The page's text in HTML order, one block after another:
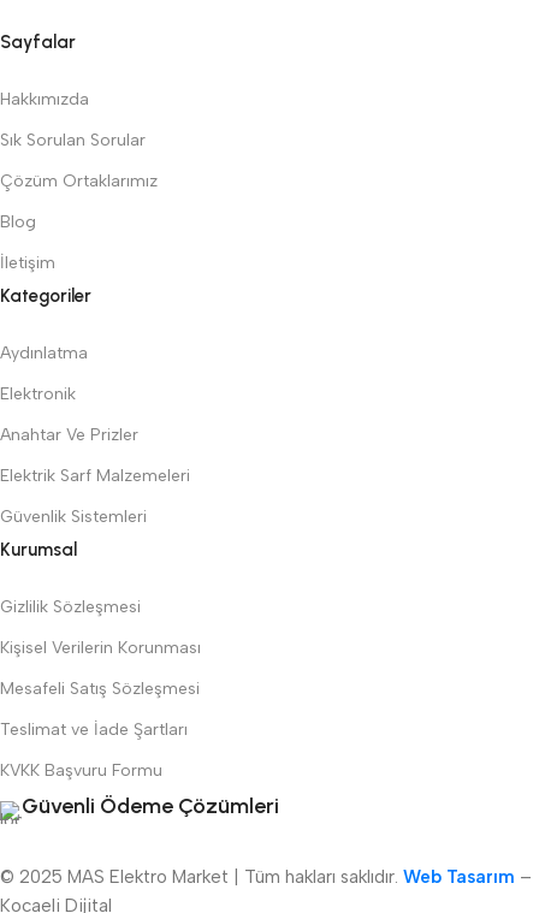
Sayfalar
Hakkımızda
Sık Sorulan Sorular
Çözüm Ortaklarımız
Blog
İletişim
Kategoriler
Aydınlatma
Elektronik
Anahtar Ve Prizler
Elektrik Sarf Malzemeleri
Güvenlik Sistemleri
Kurumsal
Gizlilik Sözleşmesi
Kişisel Verilerin Korunması
Mesafeli Satış Sözleşmesi
Teslimat ve İade Şartları
KVKK Başvuru Formu
Güvenli Ödeme Çözümleri
© 2025 MAS Elektro Market | Tüm hakları saklıdır. Web Tasarım –
Kocaeli Dijital